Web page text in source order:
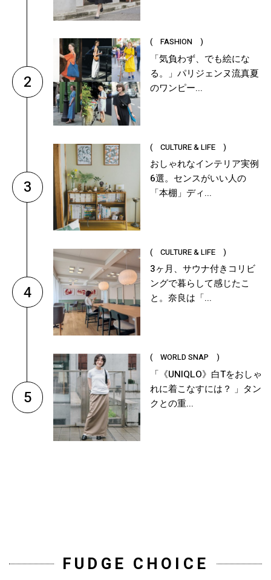
2
( FASHION )
「気負わず、でも絵にな
る。」パリジェンヌ流真夏
のワンピー...
3
( CULTURE & LIFE )
おしゃれなインテリア実例
6選。センスがいい人の
「本棚」ディ...
4
( CULTURE & LIFE )
3ヶ月、サウナ付きコリビ
ングで暮らして感じたこ
と。奈良は「...
5
( WORLD SNAP )
「《UNIQLO》白Tをおしゃ
れに着こなすには？ 」タン
クとの重...
FUDGE CHOICE